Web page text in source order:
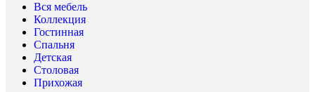
Вся мебель
Коллекция
Гостинная
Спальня
Детская
Столовая
Прихожая